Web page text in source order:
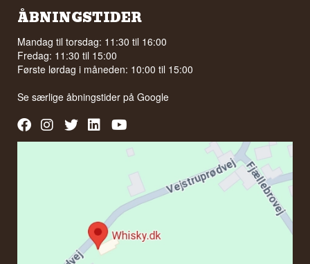
ÅBNINGSTIDER
Mandag til torsdag: 11:30 til 16:00
Fredag: 11:30 til 15:00
Første lørdag i måneden: 10:00 til 15:00
Se særlige åbningstider påGoogle